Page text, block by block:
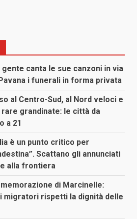
canta le sue canzoni in via
i funerali in forma privata
al Centro-Sud, al Nord veloci e
grandinate: le città da
a 21
è un punto critico per
Scattano gli annunciati
alla frontiera
di Marcinelle:
migratori rispetti la dignità delle